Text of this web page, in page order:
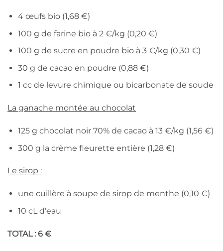
4 œufs bio (1,68 €)
100 g de farine bio à 2 €/kg (0,20 €)
100 g de sucre en poudre bio à 3 €/kg (0,30 €)
30 g de cacao en poudre (0,88 €)
1 cc de levure chimique ou bicarbonate de soude
La ganache montée au chocolat
125 g chocolat noir 70% de cacao à 13 €/kg (1,56 €)
300 g la crème fleurette entière (1,28 €)
Le sirop :
une cuillère à soupe de sirop de menthe (0,10 €)
10 cL d’eau
TOTAL : 6 €